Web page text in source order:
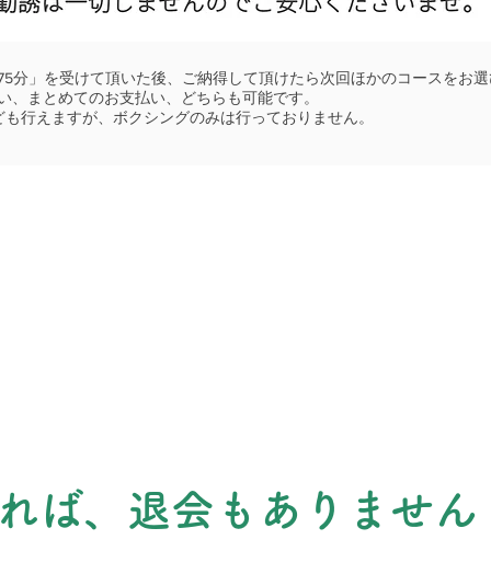
ば、退会もありません
分」を受けて頂いた後、ご納得して頂けたら次回ほかのコースをお選
、まとめてのお支払い、どちらも可能です。
行えますが、ボクシングのみは行っておりません。